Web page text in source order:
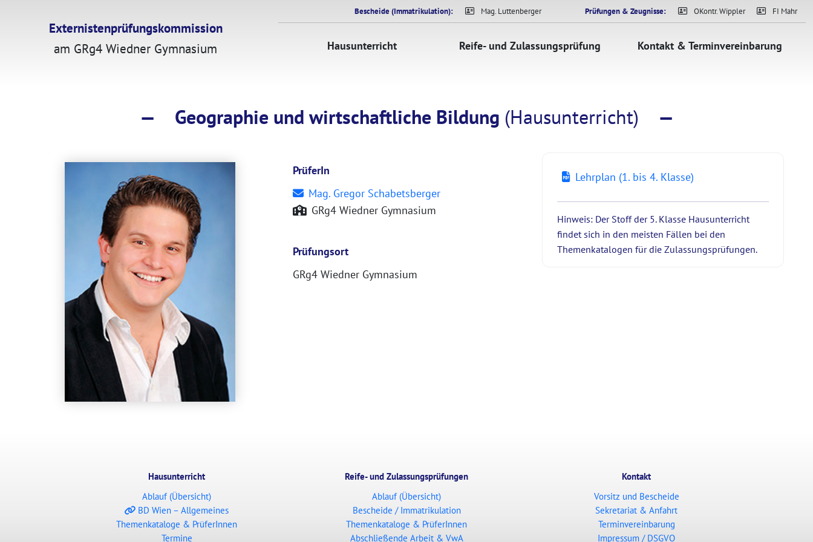
Externistenprüfungskommission
am GRg4 Wiedner Gymnasium
Bescheide (Immatrikulation): Mag. Luttenberger Prüfungen & Zeugnisse: OKontr. Wippler FI Mahr
Hausunterricht Reife- und Zulassungsprüfung Kontakt & Terminvereinbarung
— Geographie und wirtschaftliche Bildung (Hausunterricht) —
PrüferIn
Mag. Gregor Schabetsberger
GRg4 Wiedner Gymnasium
Prüfungsort
GRg4 Wiedner Gymnasium
Lehrplan (1. bis 4. Klasse)
Hinweis: Der Stoff der 5. Klasse Hausunterricht
findet sich in den meisten Fällen bei den
Themenkatalogen für die Zu­las­sungs­prüf­ung­en.
Hausunterricht
Ablauf (Übersicht)
BD Wien – Allgemeines
Themenkataloge & PrüferInnen
Termine
Reife- und Zulassungsprüfungen
Ablauf (Übersicht)
Bescheide / Immatrikulation
Themenkataloge & PrüferInnen
Abschließende Arbeit & VwA
Kontakt
Vorsitz und Bescheide
Sekretariat & Anfahrt
Terminvereinbarung
Impressum / DSGVO